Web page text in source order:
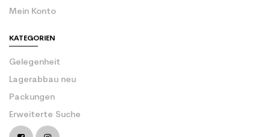
Mein Konto
KATEGORIEN
Gelegenheit
Lagerabbau neu
Packungen
Erweiterte Suche